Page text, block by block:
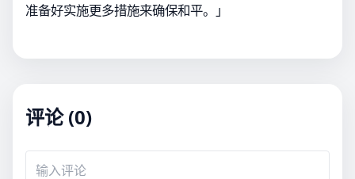
准备好实施更多措施来确保和平。」
评论 (0)